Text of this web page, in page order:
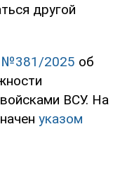
другой
№381/2025 об
ВСУ. На
указом